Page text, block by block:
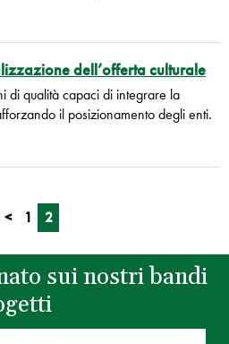
dell’offerta culturale
di qualità capaci di integrare la
il posizionamento degli enti.
< 1 2
sui nostri bandi